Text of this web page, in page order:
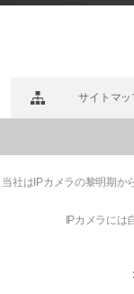
サイトマッ
当社はIPカメラの黎明期か
IPカメラには